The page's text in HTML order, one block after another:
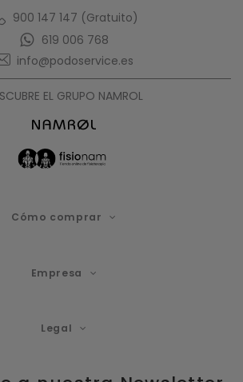
900 147 147 (Gratuito)
619 006 768
info@podoservice.es
EL GRUPO NAMROL
Cómo comprar
Empresa
Legal